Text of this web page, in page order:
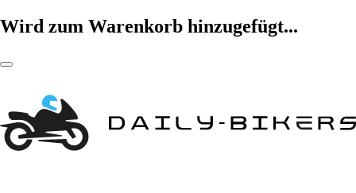
Wird zum Warenkorb hinzugefügt...